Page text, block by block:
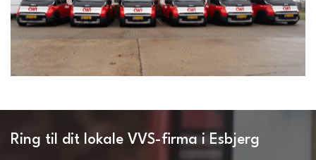
Ring til dit lokale VVS-firma i Esbjerg